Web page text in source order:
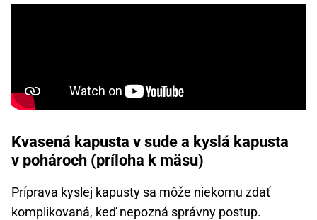
Kvasená kapusta v sude a kyslá kapusta
v pohároch (príloha k mäsu)
Príprava kyslej kapusty sa môže niekomu zdať
komplikovaná, keď nepozná správny postup.